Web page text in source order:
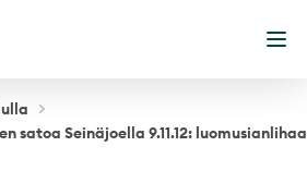
satoa Seinäjoella 9.11.12: